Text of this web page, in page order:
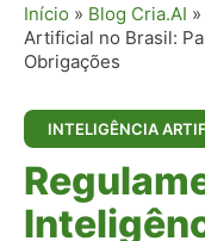
Início » Blog Cria.AI »
Artificial no Brasil:
Obrigações
INTELIGÊNCIA